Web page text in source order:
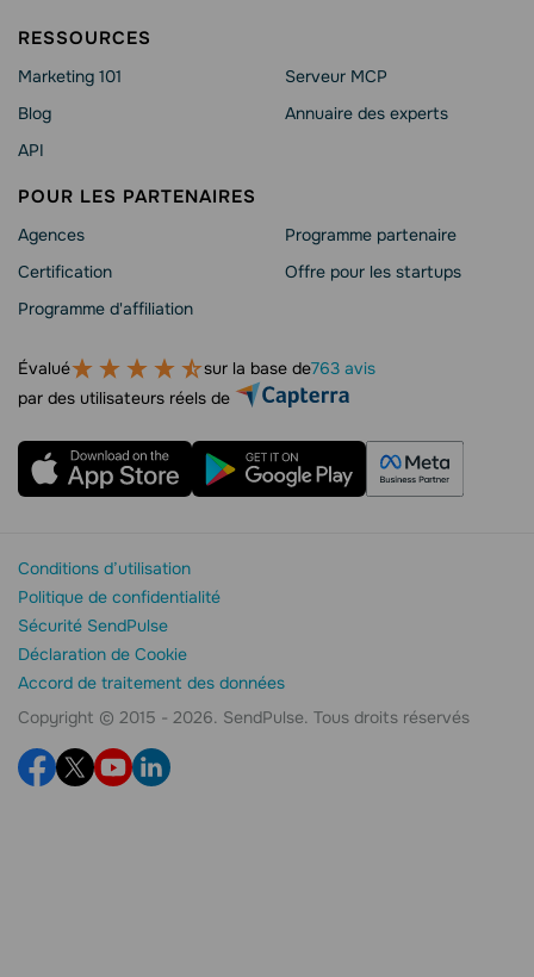
RESSOURCES
Marketing 101
Blog
API
Serveur MCP
Annuaire des experts
POUR LES PARTENAIRES
Agences
Сertification
Programme d'affiliation
Programme partenaire
Offre pour les startups
Évalué sur la base de763 avis
par des utilisateurs réels de
Conditions d’utilisation
Politique de confidentialité
Sécurité SendPulse
Déclaration de Cookie
Accord de traitement des données
Copyright © 2015 - 2026. SendPulse. Tous droits réservés